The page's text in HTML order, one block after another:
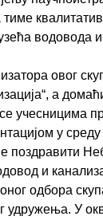
тиме
водовода и
овог
а
учесницима
у
поздравити
и
одбора
удружења. У